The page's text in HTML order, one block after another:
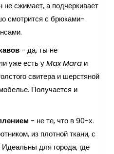
не сжимает, а подчеркивает
смотрится с брюками-
- да, ты не
уже есть уMax Mara и
свитера и шерстяной
Получается и
- не те, что в 90-х.
из плотной ткани, с
Идеальны для города, где